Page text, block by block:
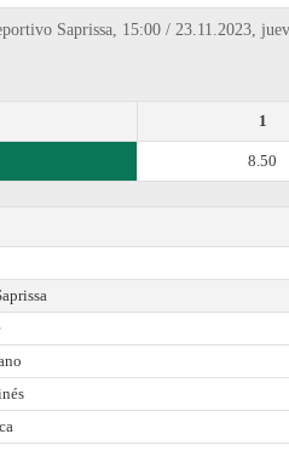
Saprissa, 15:00 / 23.11.2023,
1
8.50